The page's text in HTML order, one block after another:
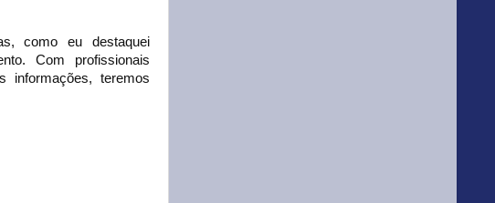
como eu destaquei
Com profissionais
informações, teremos